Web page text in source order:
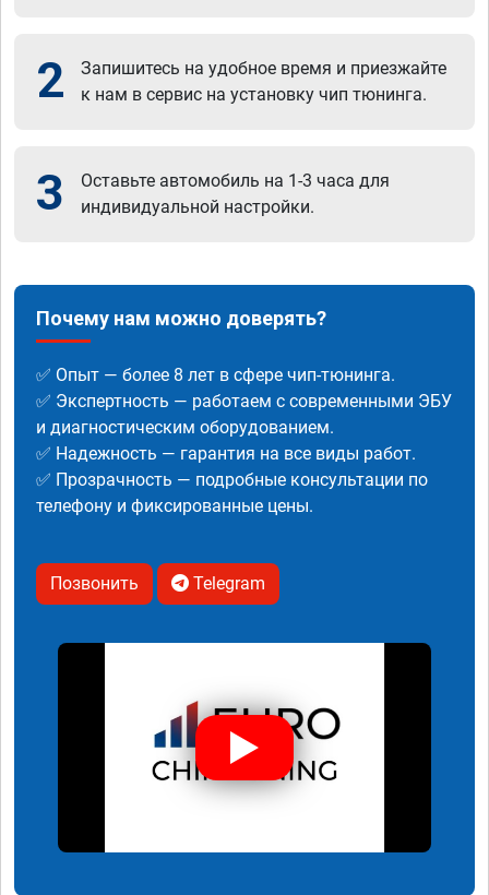
2
Запишитесь на удобное время и приезжайте
к нам в сервис на установку чип тюнинга.
3
Оставьте автомобиль на 1-3 часа для
индивидуальной настройки.
Почему нам можно доверять?
✅ Опыт — более 8 лет в сфере чип-тюнинга.
✅ Экспертность — работаем с современными ЭБУ
и диагностическим оборудованием.
✅ Надежность — гарантия на все виды работ.
✅ Прозрачность — подробные консультации по
телефону и фиксированные цены.
Позвонить Telegram